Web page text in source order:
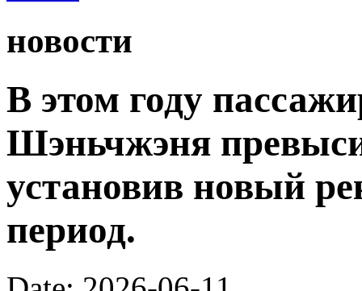
новости
В этом году
Шэньчжэня
установив новый
период.